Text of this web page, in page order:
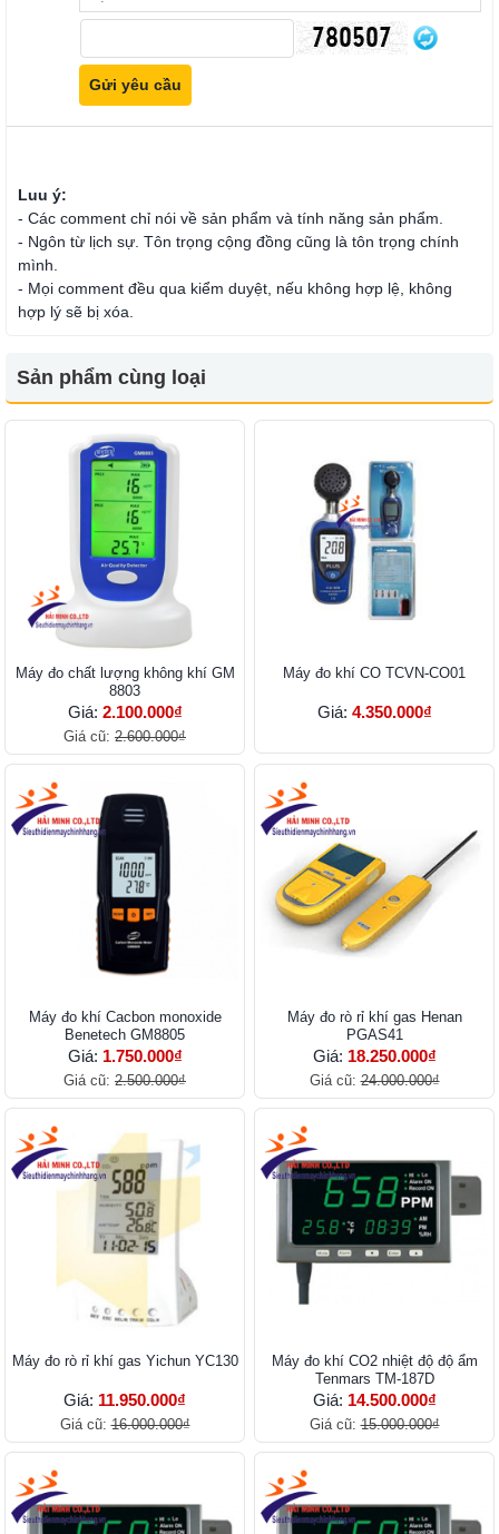
Luu ý:
- Các comment chỉ nói về sản phẩm và tính năng sản phẩm.
- Ngôn từ lịch sự. Tôn trọng cộng đồng cũng là tôn trọng chính
mình.
- Mọi comment đều qua kiểm duyệt, nếu không hợp lệ, không
hợp lý sẽ bị xóa.
Sản phẩm cùng loại
Máy đo chất lượng không khí GM
8803
Giá: 2.100.000₫
Giá cũ: 2.600.000₫
Máy đo khí CO TCVN-CO01
Giá: 4.350.000₫
Máy đo khí Cacbon monoxide
Benetech GM8805
Giá: 1.750.000₫
Giá cũ: 2.500.000₫
Máy đo rò rỉ khí gas Henan
PGAS41
Giá: 18.250.000₫
Giá cũ:24.000.000₫
Máy đo rò rỉ khí gas Yichun YC130
Giá: 11.950.000₫
Giá cũ:16.000.000₫
Máy đo khí CO2 nhiệt độ độ ẩm
Tenmars TM-187D
Giá: 14.500.000₫
Giá cũ:15.000.000₫